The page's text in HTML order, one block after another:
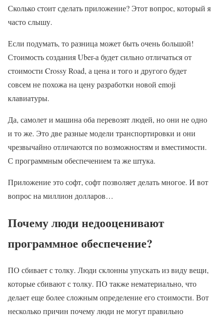
Сколько стоит сделать приложение? Этот вопрос, который я
часто слышу.
Если подумать, то разница может быть очень большой!
Стоимость создания Uber-а будет сильно отличаться от
стоимости Crossy Road, а цена и того и другого будет
совсем не похожа на цену разработки новой emoji
клавиатуры.
Да, самолет и машина оба перевозят людей, но они не одно
и то же. Это две разные модели транспортировки и они
чрезвычайно отличаются по возможностям и вместимости.
С программным обеспечением та же штука.
Приложение это софт, софт позволяет делать многое. И вот
вопрос на миллион долларов…
Почему люди недооценивают
программное обеспечение?
ПО сбивает с толку. Люди склонны упускать из виду вещи,
которые сбивают с толку. ПО также нематериально, что
делает еще более сложным определение его стоимости. Вот
несколько причин почему люди не могут правильно